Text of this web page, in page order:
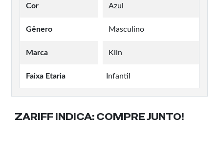
Cor Azul
Gênero Masculino
Marca Klin
Faixa Etaria Infantil
ZARIFF INDICA: COMPRE JUNTO!